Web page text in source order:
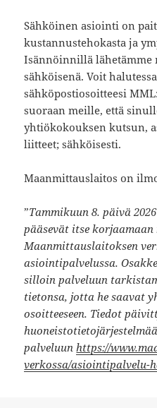
Sähköinen asiointi on
kustannustehokasta ja
Isännöinnillä lähetämme
sähköisenä. Voit
sähköpostiosoitteesi
suoraan meille, että
yhtiökokouksen kutsun,
liitteet; sähköisesti.
Maanmittauslaitos on
”Tammikuun 8. päivä
pääsevät itse
Maanmittauslaitoksen
asiointipalvelussa.
silloin palveluun
tietonsa, jotta he saavat
osoitteeseen. Tiedot
palveluunhttps://
verkossa/asiointipalvelu-